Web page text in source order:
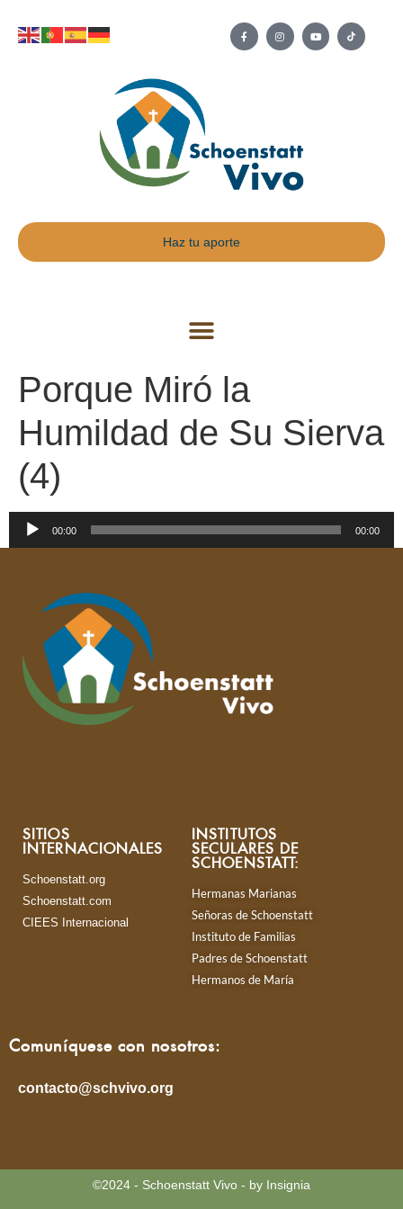
Haz tu aporte
Porque Miró la
Humildad de Su Sierva
(4)
Reproductor
00:00 00:00
SITIOS
INTERNACIONALES
Schoenstatt.org
Schoenstatt.com
CIEES Internacional
INSTITUTOS
SECULARES DE
SCHOENSTATT:
Hermanas Marianas
Señoras de Schoenstatt
Instituto de Familias
Padres de Schoenstatt
Hermanos de María
Comuníquese con nosotros:
contacto@schvivo.org
©2024 - Schoenstatt Vivo - by Insignia